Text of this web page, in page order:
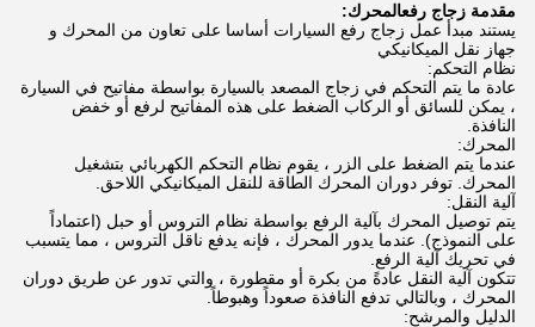
مقدمة زجاج رفعالمحرك:
يستند مبدأ عمل زجاج رفع السيارات أساسا على تعاون من المحرك و
جهاز نقل الميكانيكي
نظام التحكم:
عادة ما يتم التحكم في زجاج المصعد بالسيارة بواسطة مفاتيح في السيارة
، يمكن للسائق أو الركاب الضغط على هذه المفاتيح لرفع أو خفض
النافذة.
المحرك:
عندما يتم الضغط على الزر ، يقوم نظام التحكم الكهربائي بتشغيل
المحرك. توفر دوران المحرك الطاقة للنقل الميكانيكي اللاحق.
آلية النقل:
يتم توصيل المحرك بآلية الرفع بواسطة نظام التروس أو حبل (اعتماداً
على النموذج). عندما يدور المحرك ، فإنه يدفع ناقل التروس ، مما يتسبب
في تحريك آلية الرفع.
تتكون آلية النقل عادةً من بكرة أو مقطورة ، والتي تدور عن طريق دوران
المحرك ، وبالتالي تدفع النافذة صعوداً وهبوطاً.
الدليل والمرشح: